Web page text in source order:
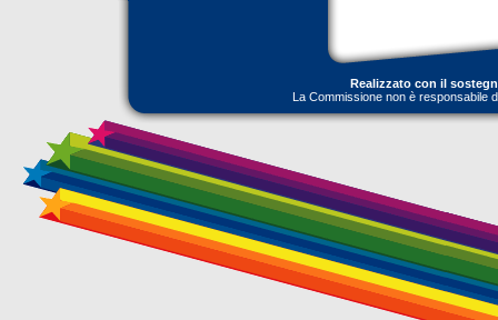
Realizzato con il
La Commissione non è responsabile